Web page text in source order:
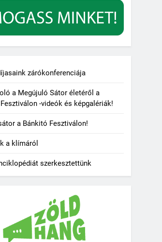
zárókonferenciája
a Megújuló Sátor életéről a
-videók és képgalériák!
a Bánkitó Fesztiválon!
a klímáról
szerkesztettünk